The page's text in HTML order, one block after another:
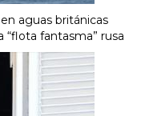
aguas británicas
fantasma” rusa